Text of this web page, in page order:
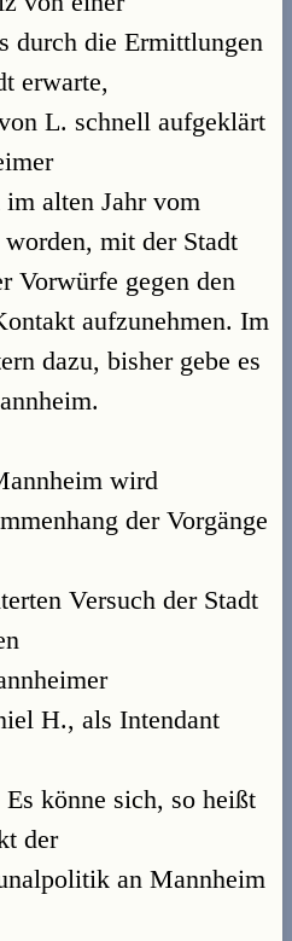
durch die Ermittlungen
erwarte,
L. schnell aufgeklärt
alten Jahr vom
mit der Stadt
Vorwürfe gegen den
aufzunehmen. Im
dazu, bisher gebe es
wird
der Vorgänge
Versuch der Stadt
H., als Intendant
könne sich, so heißt
der
an Mannheim